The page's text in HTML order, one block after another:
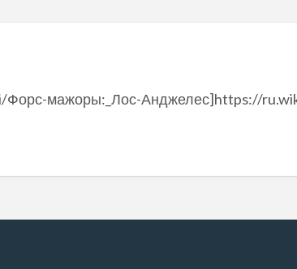
Форс-мажоры:_Лос-Анджелес]https://